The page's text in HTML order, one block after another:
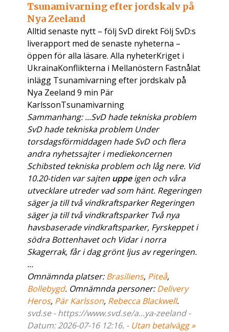
Tsunamivarning efter jordskalv på
Nya Zeeland
Alltid senaste nytt – följ SvD direkt Följ SvD:s
liverapport med de senaste nyheterna –
öppen för alla läsare. Alla nyheterKriget i
UkrainaKonflikterna i Mellanöstern Fastnålat
inlägg Tsunamivarning efter jordskalv på
Nya Zeeland 9 min Pär
KarlssonTsunamivarning
Sammanhang: ...SvD hade tekniska problem
SvD hade tekniska problem Under
torsdagsförmiddagen hade SvD och flera
andra nyhetssajter i mediekoncernen
Schibsted tekniska problem och låg nere. Vid
10.20-tiden var sajten uppeigen och våra
utvecklare utreder vad som hänt. Regeringen
säger ja till två vindkraftsparker Regeringen
säger ja till två vindkraftsparker Två nya
havsbaserade vindkraftsparker, Fyrskeppet i
södra Bottenhavet och Vidar i norra
Skagerrak, får i dag grönt ljus av regeringen.
...
Omnämnda platser:Brasiliens, Piteå,
Bollebygd. Omnämnda personer:Delivery
Heros, Pär Karlsson, Rebecca Blackwell.
svd.se - https://www.svd.se/a...ya-zeeland -
Datum: 2026-07-16 12:16. - Utan betalvägg »